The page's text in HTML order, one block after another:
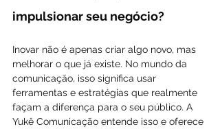
impulsionar seu negócio?
Inovar não é apenas criar algo novo, mas
melhorar o que já existe. No mundo da
comunicação, isso significa usar
ferramentas e estratégias que realmente
façam a diferença para o seu público. A
Yukê Comunicação entende isso e oferece